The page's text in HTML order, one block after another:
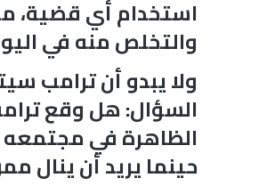
استخدام أي قضية،
والتخلص منه في
ولا يبدو أن ترامب
السؤال: هل وقع
الظاهرة في مجتمعه
حينما يريد أن ينال